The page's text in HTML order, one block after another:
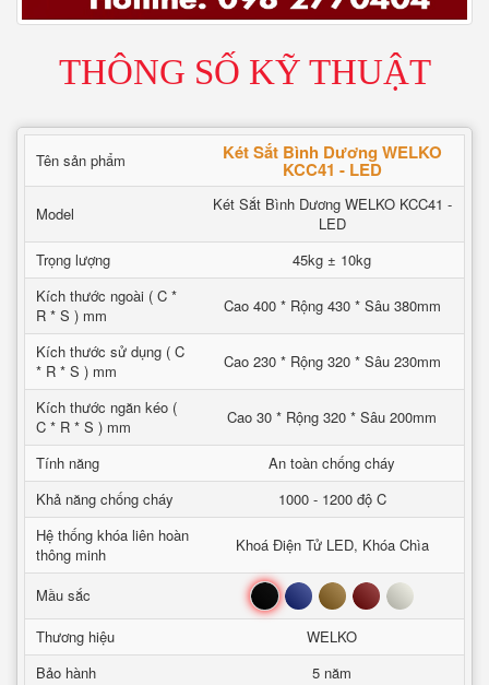
THÔNG SỐ KỸ THUẬT
Tên sản phẩm Két Sắt Bình Dương WELKO
KCC41 - LED
Model
Két Sắt Bình Dương WELKO KCC41 -
LED
Trọng lượng
45kg ± 10kg
Kích thước ngoài ( C *
R * S ) mm
Cao 400 * Rộng 430 * Sâu 380mm
Kích thước sử dụng ( C
* R * S ) mm
Cao 230 * Rộng 320 * Sâu 230mm
Kích thước ngăn kéo (
C * R * S ) mm
Cao 30 * Rộng 320 * Sâu 200mm
Tính năng
An toàn chống cháy
Khả năng chống cháy
1000 - 1200 độ C
Hệ thống khóa liên hoàn
thông minh
Khoá Điện Tử LED, Khóa Chìa
Mầu sắc Đen Xanh Nâu Đỏ Trắng
Thương hiệu
WELKO
Bảo hành
5 năm